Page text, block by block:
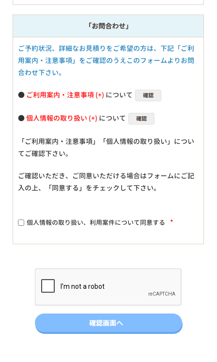
「お問合わせ」
ご予約状況、詳細なお見積りをご希望の方は、下記「ご利
用案内・注意事項」をご確認のうえこのフォームよりお問
合わせ下さい。
● ご利用案内・注意事項 について 確認
●個人情報の取り扱い について 確認
「ご利用案内・注意事項」「個人情報の取り扱い」につい
てご確認下さい。
ご確認いただき、ご同意いただける場合はフォームにご記
入の上、「同意する」をチェックして下さい。
個人情報の取り扱い、利用案件について同意する *